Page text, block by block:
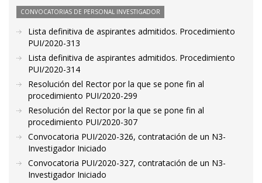
CONVOCATORIAS DE PERSONAL INVESTIGADOR
Lista definitiva de aspirantes admitidos. Procedimiento
PUI/2020-313
Lista definitiva de aspirantes admitidos. Procedimiento
PUI/2020-314
Resolución del Rector por la que se pone fin al
procedimiento PUI/2020-299
Resolución del Rector por la que se pone fin al
procedimiento PUI/2020-307
Convocatoria PUI/2020-326, contratación de un N3-
Investigador Iniciado
Convocatoria PUI/2020-327, contratación de un N3-
Investigador Iniciado